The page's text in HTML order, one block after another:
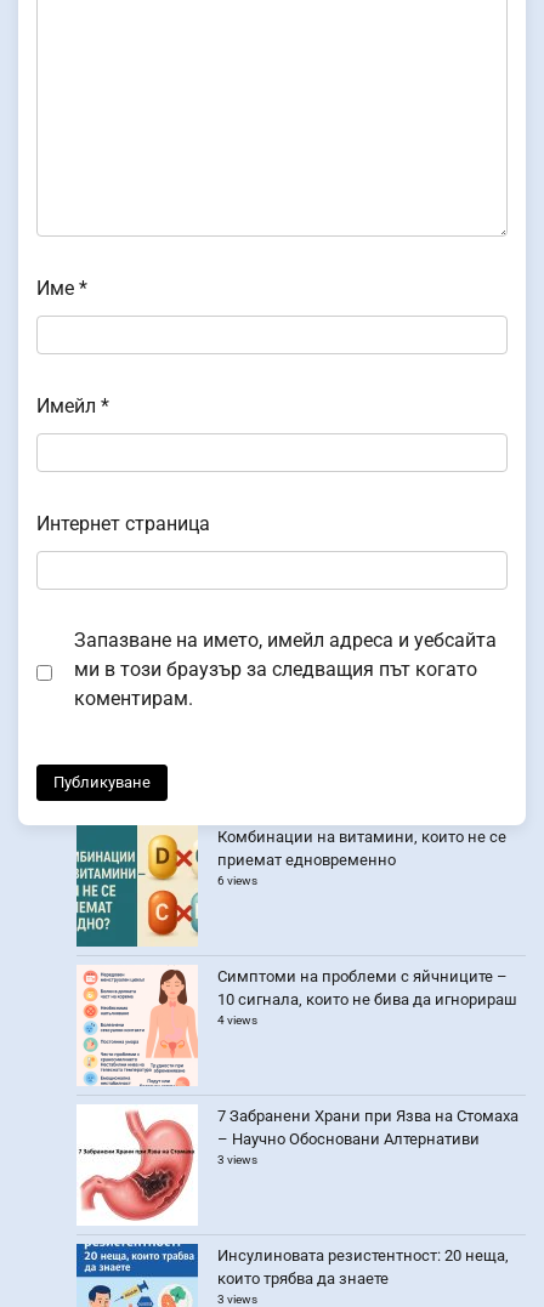
Име *
Имейл *
Интернет страница
Запазване на името, имейл адреса и уебсайта
ми в този браузър за следващия път когато
коментирам.
Комбинации на витамини, които не се
приемат едновременно
6 views
Симптоми на проблеми с яйчниците –
10 сигнала, които не бива да игнорираш
4 views
7 Забранени Храни при Язва на Стомаха
– Научно Обосновани Алтернативи
3 views
Инсулиновата резистентност: 20 неща,
които трябва да знаете
3 views